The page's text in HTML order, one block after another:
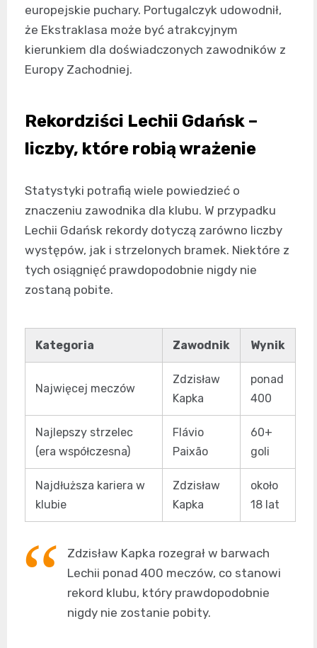
europejskie puchary. Portugalczyk udowodnił,
że Ekstraklasa może być atrakcyjnym
kierunkiem dla doświadczonych zawodników z
Europy Zachodniej.
Rekordziści Lechii Gdańsk –
liczby, które robią wrażenie
Statystyki potrafią wiele powiedzieć o
znaczeniu zawodnika dla klubu. W przypadku
Lechii Gdańsk rekordy dotyczą zarówno liczby
występów, jak i strzelonych bramek. Niektóre z
tych osiągnięć prawdopodobnie nigdy nie
zostaną pobite.
Kategoria Zawodnik Wynik
Najwięcej meczów
Zdzisław
Kapka
ponad
400
Najlepszy strzelec
(era współczesna)
Flávio
Paixão
60+
goli
Najdłuższa kariera w
klubie
Zdzisław
Kapka
około
18 lat
Zdzisław Kapka rozegrał w barwach
Lechii ponad 400 meczów, co stanowi
rekord klubu, który prawdopodobnie
nigdy nie zostanie pobity.